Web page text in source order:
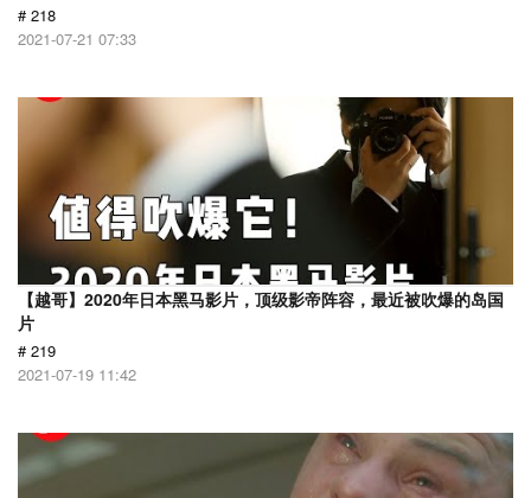
# 218
2021-07-21 07:33
【越哥】2020年日本黑马影片，顶级影帝阵容，最近被吹爆的岛国
片
# 219
2021-07-19 11:42